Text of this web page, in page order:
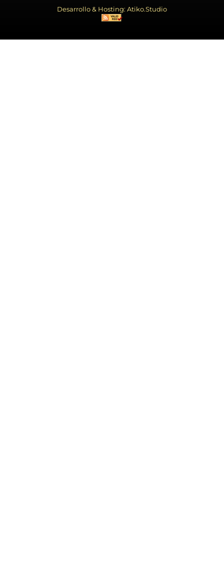
Desarrollo & Hosting: Atiko.Studio